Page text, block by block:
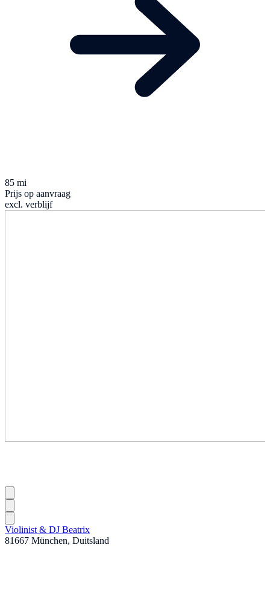
85 mi
Prijs op aanvraag
excl. verblijf
Violinist & DJ Beatrix
81667 München, Duitsland